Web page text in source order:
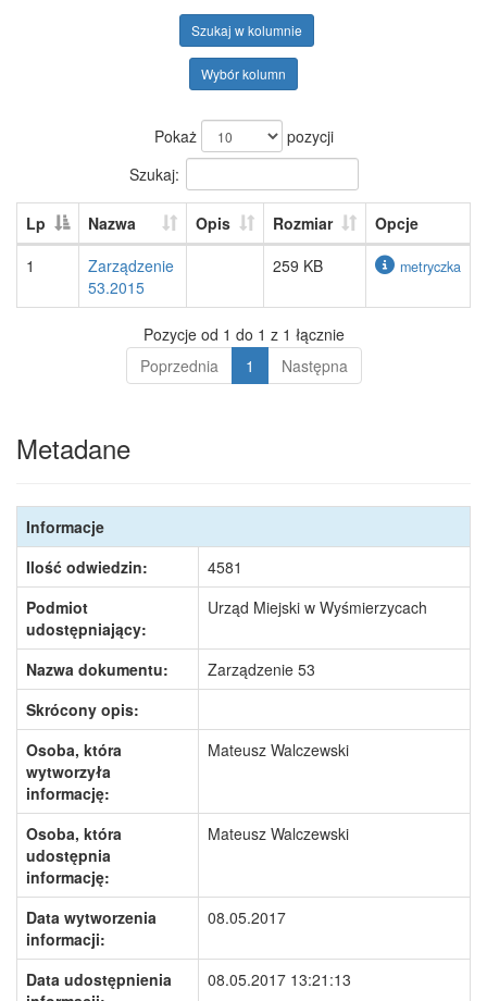
Szukaj w kolumnie
Wybór kolumn
Pokaż
pozycji
Szukaj:
Lp Nazwa Opis Rozmiar
Opcje
1
Zarządzenie
53.2015
259 KB metryczka
Pozycje od 1 do 1 z 1 łącznie
Poprzednia
1 Następna
Metadane
Informacje
Ilość odwiedzin:
4581
Podmiot
udostępniający:
Urząd Miejski w Wyśmierzycach
Nazwa dokumentu:
Zarządzenie 53
Skrócony opis:
Osoba, która
wytworzyła
informację:
Mateusz Walczewski
Osoba, która
udostępnia
informację:
Mateusz Walczewski
Data wytworzenia
informacji:
08.05.2017
Data udostępnienia
08.05.2017 13:21:13